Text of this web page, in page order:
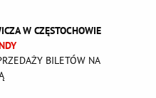
W CZĘSTOCHOWIE
BILETÓW NA